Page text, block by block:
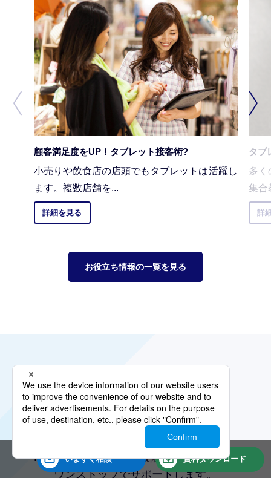
いますぐ相談 資料ダウンロード
顧客満足度をUP！タブレット接客術?
小売りや飲食店の店頭でもタブレットは活躍し
ます。複数店舗を...
詳細を見る
タブ
多
集合
詳
お役立ち情報の一覧を見る
内容・導入・サポートに関する
ご相談につきましては
お気軽にお問い合わせください
KDDI Biz Edgeは検討段階から導入後まで
ワンストップでサポートします。